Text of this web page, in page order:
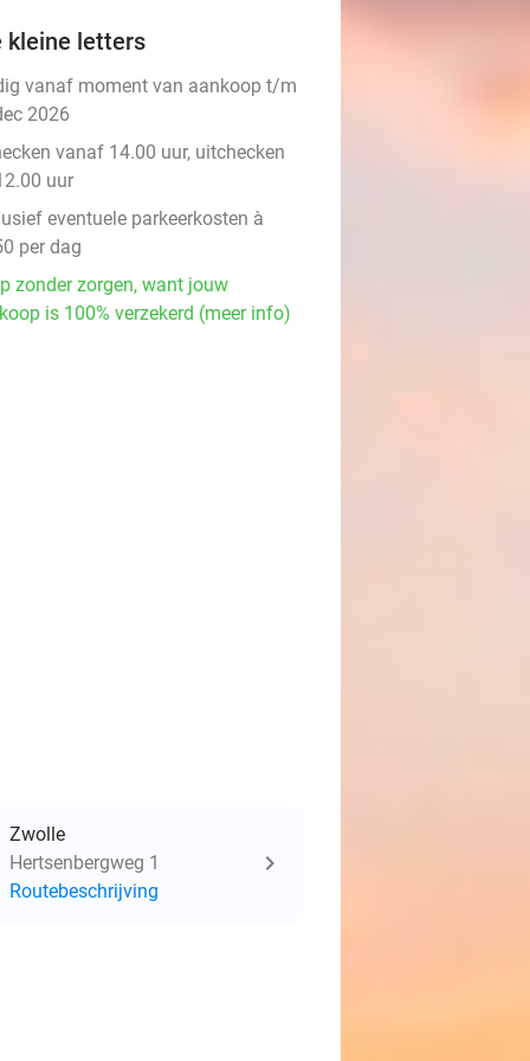
kleine letters
vanaf moment van aankoop t/m
2026
vanaf 14.00 uur, uitchecken
uur
eventuele parkeerkosten à
per dag
zonder zorgen, want jouw
is 100% verzekerd (meer info)
Zwolle
Hertsenbergweg 1
Routebeschrijving